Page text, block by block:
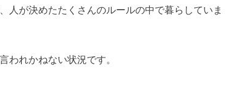
人が決めたたくさんのルールの中で暮らしていま
われかねない状況です。